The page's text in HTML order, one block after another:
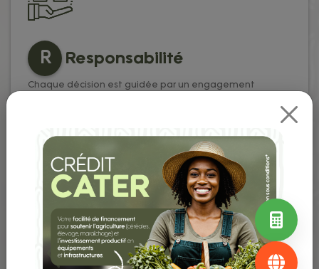
R Responsabilité
Chaque décision est guidée par un engagement
Previous Next